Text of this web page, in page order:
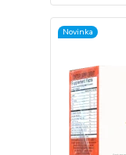
Novinka